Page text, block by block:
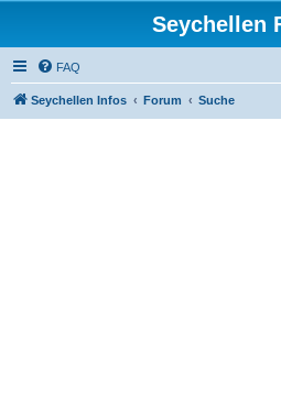
Seychellen
FAQ
Seychellen Infos Forum Suche